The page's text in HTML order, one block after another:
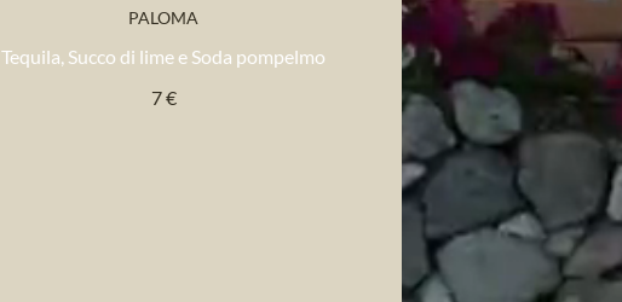
PALOMA
Tequila, Succo di lime e Soda pompelmo
7 €